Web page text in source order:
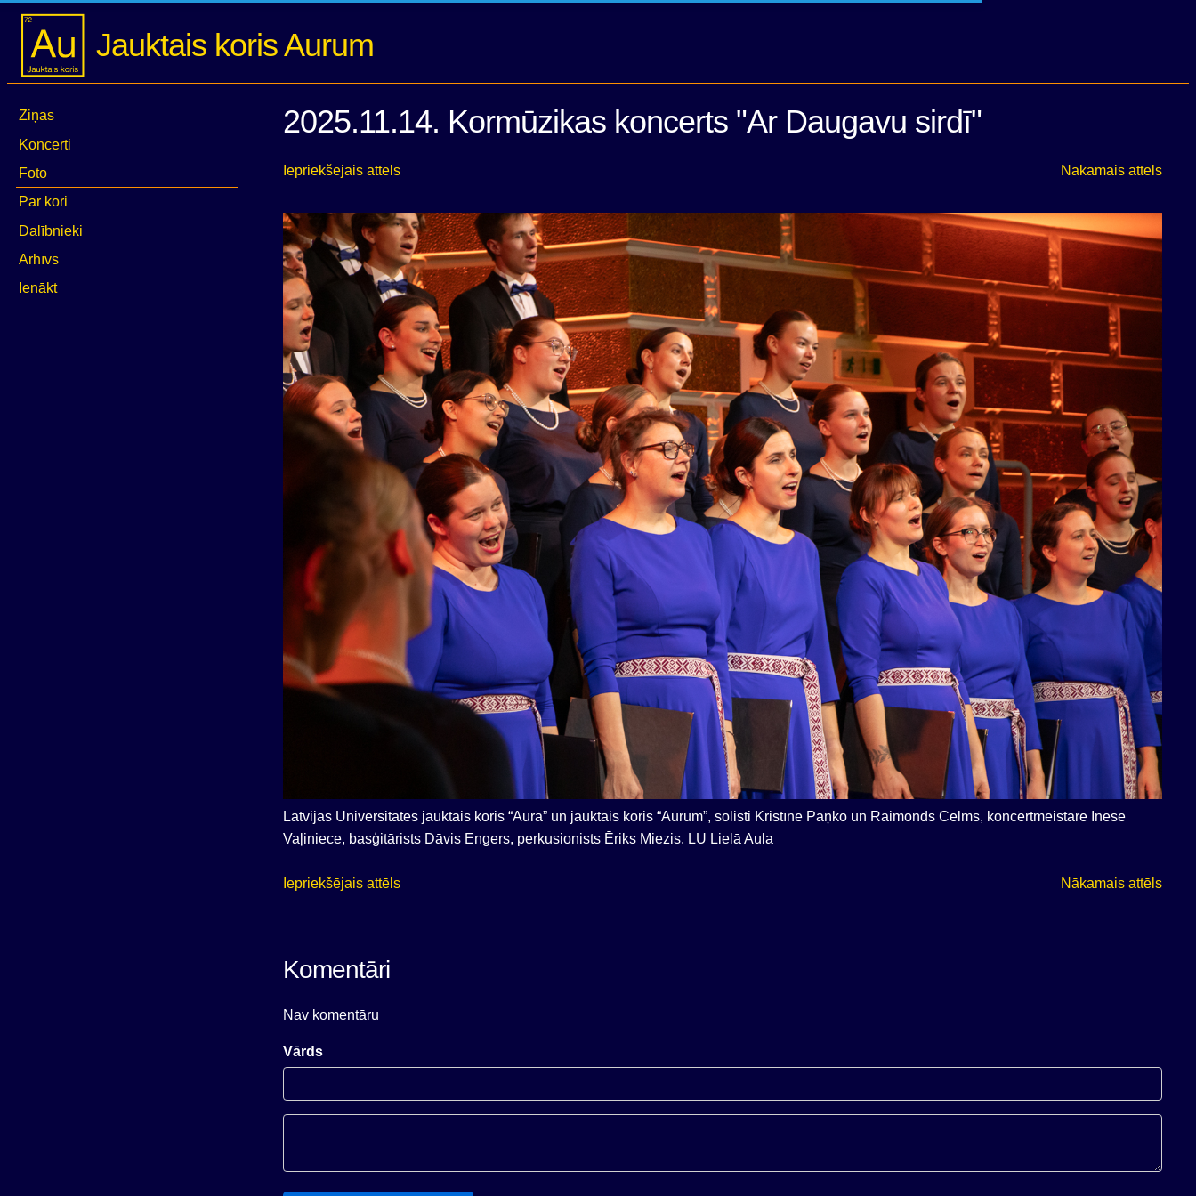
Jauktais koris Aurum
Ziņas
Koncerti
Foto
Par kori
Dalībnieki
Arhīvs
Ienākt
2025.11.14. Kormūzikas koncerts "Ar Daugavu sirdī"
Iepriekšējais attēls Nākamais attēls
Latvijas Universitātes jauktais koris “Aura” un jauktais koris “Aurum”, solisti Kristīne Paņko un Raimonds Celms, koncertmeistare Inese
Vaļiniece, basģitārists Dāvis Engers, perkusionists Ēriks Miezis. LU Lielā Aula
Iepriekšējais attēls Nākamais attēls
Komentāri
Nav komentāru
Vārds